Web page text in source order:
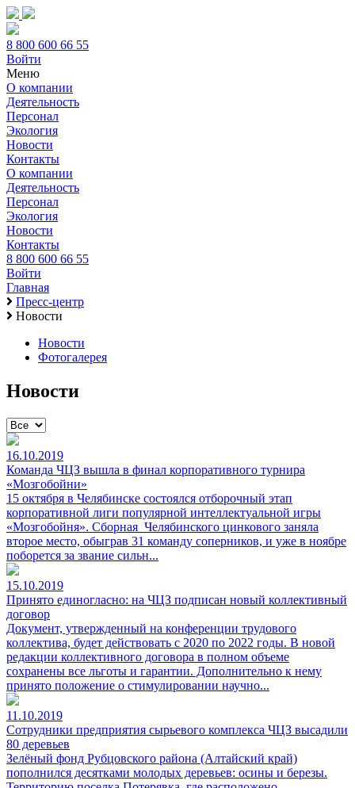
8 800 600 66 55
Войти
Меню
О компании
Деятельность
Персонал
Экология
Новости
Контакты
О компании
Деятельность
Персонал
Экология
Новости
Контакты
8 800 600 66 55
Войти
Главная
Пресс-центр
Новости
Новости
Фотогалерея
Новости
16.10.2019
Команда ЧЦЗ вышла в финал корпоративного турнира
«Мозгобойни»
15 октября в Челябинске состоялся отборочный этап
корпоративной лиги популярной интеллектуальной игры
«Мозгобойня». Сборная Челябинского цинкового заняла
второе место, обыграв 31 команду соперников, и уже в ноябре
поборется за звание сильн...
15.10.2019
Принято единогласно: на ЧЦЗ подписан новый коллективный
договор
Документ, утвержденный на конференции трудового
коллектива, будет действовать с 2020 по 2022 годы. В новой
редакции коллективного договора в полном объеме
сохранены все льготы и гарантии. Дополнительно к нему
принято положение о стимулировании научно...
11.10.2019
Сотрудники предприятия сырьевого комплекса ЧЦЗ высадили
80 деревьев
Зелёный фонд Рубцовского района (Алтайский край)
пополнился десятками молодых деревьев: осины и березы.